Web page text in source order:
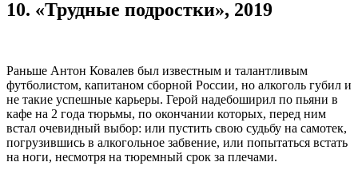
10. «Трудные подростки», 2019
Раньше Антон Ковалев был известным и талантливым
футболистом, капитаном сборной России, но алкоголь губил и
не такие успешные карьеры. Герой надебоширил по пьяни в
кафе на 2 года тюрьмы, по окончании которых, перед ним
встал очевидный выбор: или пустить свою судьбу на самотек,
погрузившись в алкогольное забвение, или попытаться встать
на ноги, несмотря на тюремный срок за плечами.